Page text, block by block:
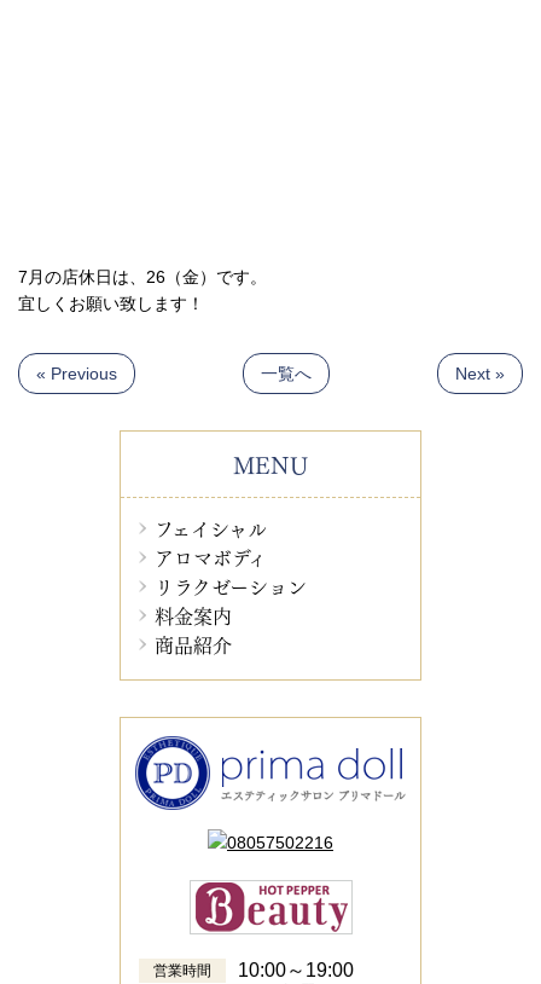
7月の店休日は、26（金）です。
宜しくお願い致します！
« Previous 一覧へ Next »
MENU
フェイシャル
アロマボディ
リラクゼーション
料金案内
商品紹介
営業時間
10:00～19:00